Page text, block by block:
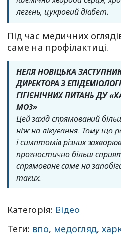
легень, цукровий діабет.
Під час медичних
саме на профілактиці.
НЕЛЯ НОВІЦЬКА
ДИРЕКТОРА З
ГІГІЄНІЧНИХ ПИТАНЬ ДУ
МОЗ»
Цей захід спрямований
ніж на лікування. Тому що
і симптомів різних
прогностично більш
спрямоване саме на
таких.
Категорія: Відео
Теги: впо, медогляд,